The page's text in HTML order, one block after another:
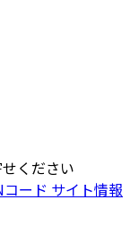
ください
ード サイト情報